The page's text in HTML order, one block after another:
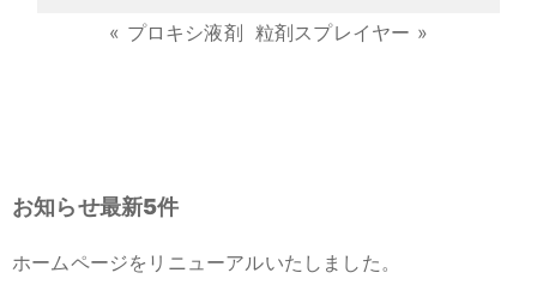
« プロキシ液剤 粒剤スプレイヤー »
お知らせ最新5件
ホームページをリニューアルいたしました。